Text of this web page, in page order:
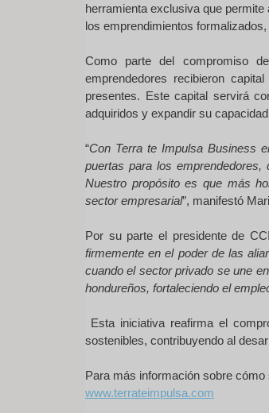
herramienta exclusiva que
los emprendimientos
Como parte del compromiso
emprendedores recibieron
presentes. Este capital servirá
adquiridos y expandir su
“Con Terra te Impulsa Business
puertas para los
Nuestro propósito es que más
sector empresarial”, manifestó
Por su parte el presidente de
firmemente en el poder de las
cuando el sector privado se une
hondureños, fortaleciendo el
Esta iniciativa reafirma el
sostenibles, contribuyendo al
Para más información sobre cómo
www.terrateimpulsa.com